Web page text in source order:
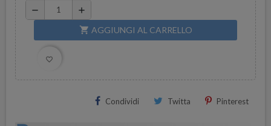
remove add
shopping_cart AGGIUNGI AL CARRELLO
favorite_border
Condividi Twitta Pinterest